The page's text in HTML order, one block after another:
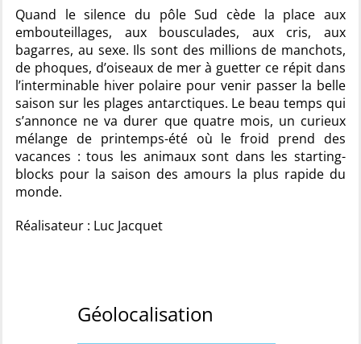
Quand le silence du pôle Sud cède la place aux
embouteillages, aux bousculades, aux cris, aux
bagarres, au sexe. Ils sont des millions de manchots,
de phoques, d’oiseaux de mer à guetter ce répit dans
l’interminable hiver polaire pour venir passer la belle
saison sur les plages antarctiques. Le beau temps qui
s’annonce ne va durer que quatre mois, un curieux
mélange de printemps-été où le froid prend des
vacances : tous les animaux sont dans les starting-
blocks pour la saison des amours la plus rapide du
monde.
Réalisateur : Luc Jacquet
Géolocalisation